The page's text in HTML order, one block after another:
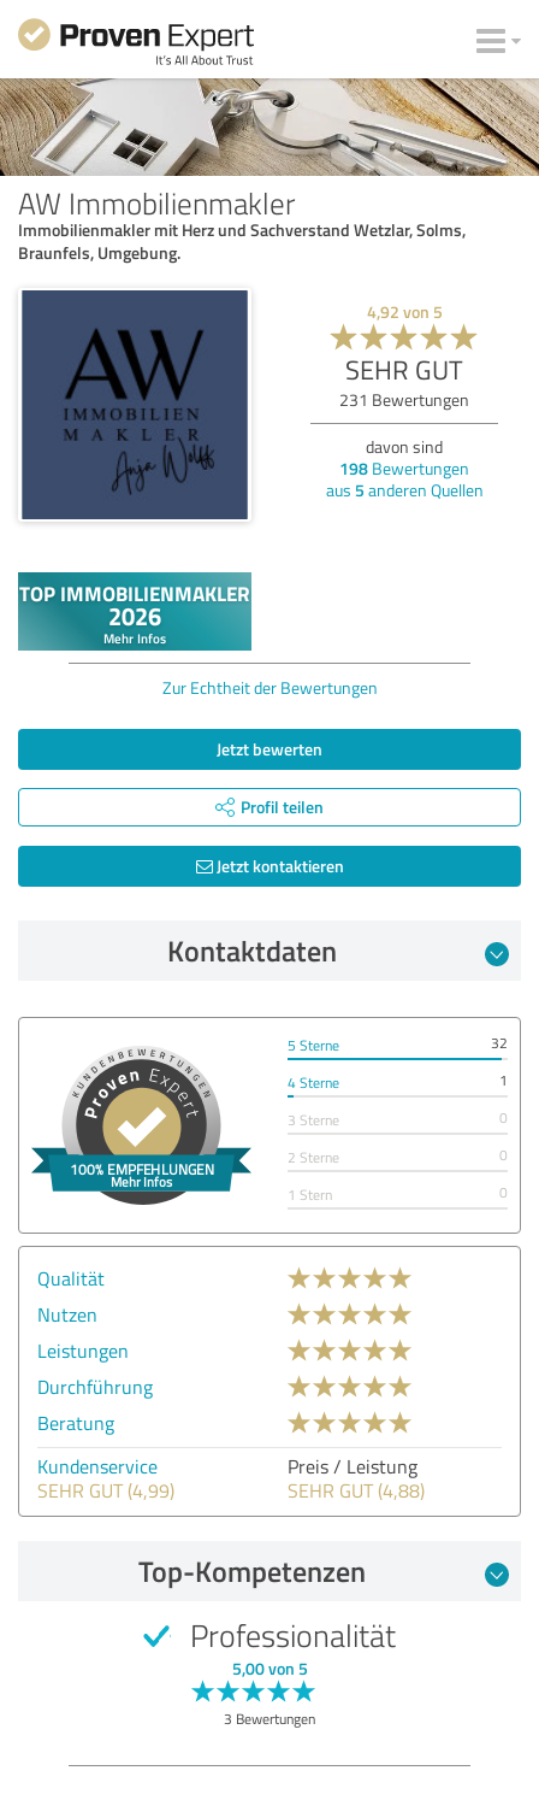
AW Immobilienmakler
Immobilienmakler mit Herz und Sachverstand Wetzlar, Solms,
Braunfels, Umgebung.
4,92 von 5
SEHR GUT
231 Bewertungen
davon sind
198 Bewertungen
aus 5 anderen Quellen
Zur Echtheit der Bewertungen
Jetzt bewerten
Profil teilen
Jetzt kontaktieren
Kontaktdaten
5 Sterne
32
4 Sterne
1
3 Sterne
0
2 Sterne
0
1 Stern
0
Qualität
Nutzen
Leistungen
Durchführung
Beratung
Kundenservice
SEHR GUT (4,99)
Preis / Leistung
SEHR GUT (4,88)
Top-Kompetenzen
Professionalität
5,00 von 5
3 Bewertungen